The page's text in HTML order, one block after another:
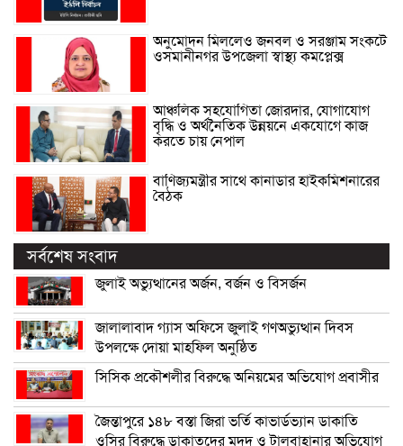
অনুমোদন মিললেও জনবল ও সরঞ্জাম সংকটে
ওসমানীনগর উপজেলা স্বাস্থ্য কমপ্লেক্স
আঞ্চলিক সহযোগিতা জোরদার, যোগাযোগ
বৃদ্ধি ও অর্থনৈতিক উন্নয়নে একযোগে কাজ
করতে চায় নেপাল
বাণিজ্যমন্ত্রীর সাথে কানাডার হাইকমিশনারের
বৈঠক
সর্বশেষ সংবাদ
জুলাই অভ্যুত্থানের অর্জন, বর্জন ও বিসর্জন
জালালাবাদ গ্যাস অফিসে জুলাই গণঅভ্যুত্থান দিবস
উপলক্ষে দোয়া মাহফিল অনুষ্ঠিত
সিসিক প্রকৌশলীর বিরুদ্ধে অনিয়মের অভিযোগ প্রবাসীর
জৈন্তাপুরে ১৪৮ বস্তা জিরা ভর্তি কাভার্ডভ্যান ডাকাতি
ওসির বিরুদ্ধে ডাকাতদের মদদ ও টালবাহানার অভিযোগ